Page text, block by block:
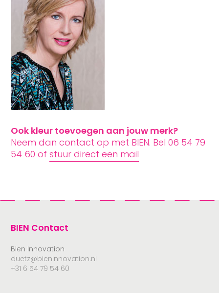
Ook kleur toevoegen aan jouw merk?
Neem dan contact op met BIEN. Bel 06 54 79
54 60 ofstuur direct een mail
BIEN Contact
Bien Innovation
duetz@bieninnovation.nl
+31 6 54 79 54 60